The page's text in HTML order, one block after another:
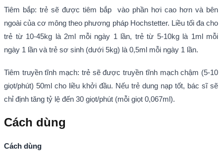
Tiêm bắp: trẻ sẽ được tiêm bắp vào phần hơi cao hơn và bên
ngoài của cơ mông theo phương pháp Hochstetter. Liều tối đa cho
trẻ từ 10-45kg là 2ml mỗi ngày 1 lần, trẻ từ 5-10kg là 1ml mỗi
ngày 1 lần và trẻ sơ sinh (dưới 5kg) là 0,5ml mỗi ngày 1 lần.
Tiêm truyền tĩnh mạch: trẻ sẽ được truyền tĩnh mạch chậm (5-10
giọt/phút) 50ml cho liều khởi đầu. Nếu trẻ dung nạp tốt, bác sĩ sẽ
chỉ định tăng tỷ lệ đến 30 giọt/phút (mỗi giọt 0,067ml).
Cách dùng
Cách dùng